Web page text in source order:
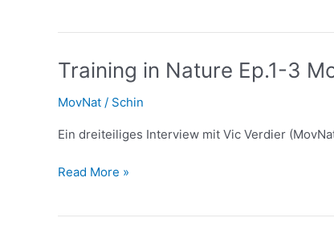
Training in Nature Ep.1-3
MovNat / Schin
Ein dreiteiliges Interview mit Vic Verdier
Training
Nature
3
Read More »